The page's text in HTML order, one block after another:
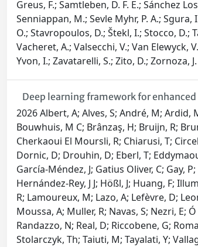
Greus, F.; Samtleben, D. F. E.; Sánchez
Senniappan, M.; Sevle Myhr, P. A.;
O.; Stavropoulos, D.; Štekl, I.; Stocco, D.;
Vacheret, A.; Valsecchi, V.; Van Elewyck,
Yvon, I.; Zavatarelli, S.; Zito, D.; Zornoza,
Deep learning framework for
2026 Albert, A; Alves, S; André, M; Ardid,
Bouwhuis, M C; Brânzaş, H; Bruijn, R;
Cherkaoui El Moursli, R; Chiarusi, T;
Dornic, D; Drouhin, D; Eberl, T;
García-Méndez, J; Gatius Oliver, C; Gay,
Hernández-Rey, J J; Hößl, J; Huang, F;
R; Lamoureux, M; Lazo, A; Lefèvre, D;
Moussa, A; Muller, R; Navas, S; Nezri, E;
Randazzo, N; Real, D; Riccobene, G;
Stolarczyk, Th; Taiuti, M; Tayalati, Y;